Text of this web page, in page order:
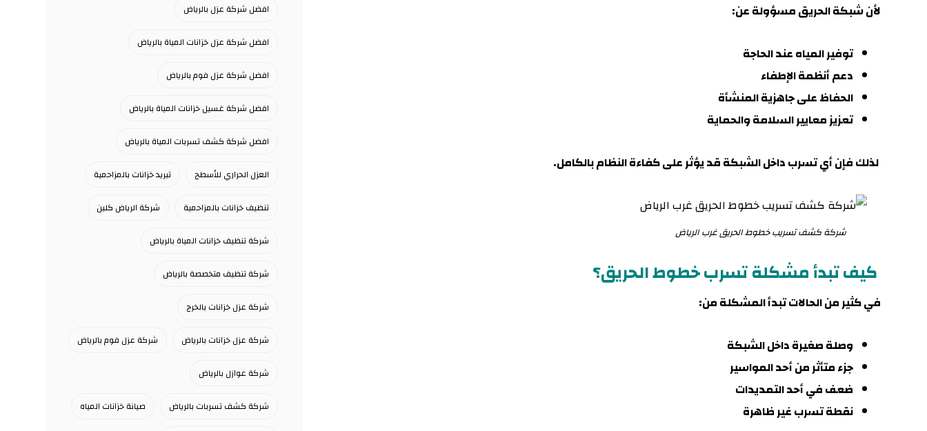
لأن شبكة الحريق مسؤولة عن:
توفير المياه عند الحاجة
دعم أنظمة الإطفاء
الحفاظ على جاهزية المنشأة
تعزيز معايير السلامة والحماية
لذلك فإن أي تسرب داخل الشبكة قد يؤثر على كفاءة النظام بالكامل.
شركة كشف تسريب خطوط الحريق غرب الرياض
كيف تبدأ مشكلة تسرب خطوط الحريق؟
في كثير من الحالات تبدأ المشكلة من:
وصلة صغيرة داخل الشبكة
جزء متأثر من أحد المواسير
ضعف في أحد التمديدات
نقطة تسرب غير ظاهرة
افضل شركة عزل بالرياض
افضل شركة عزل خزانات المياة بالرياض
افضل شركة عزل فوم بالرياض
افضل شركة غسيل خزانات المياة بالرياض
افضل شركة كشف تسربات المياة بالرياض
العزل الحراري للأسطح تبريد خزانات بالمزاحمية
تنظيف خزانات بالمزاحمية شركة الرياض كلين
شركة تنظيف خزانات المياة بالرياض
شركة تنظيف متخصصة بالرياض
شركة عزل خزانات بالخرج
شركة عزل خزانات بالرياض شركة عزل فوم بالرياض
شركة عوازل بالرياض
شركة كشف تسربات بالرياض صيانة خزانات المياه